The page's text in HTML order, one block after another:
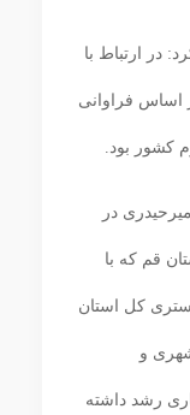
در ارتباط با
اساس فراوانی
کشور بود.
در
قم که با
کل استان
و
رشد داشته